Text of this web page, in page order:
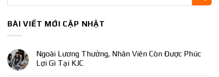
BÀI VIẾT MỚI CẬP NHẬT
Ngoài Lương Thưởng, Nhân Viên Còn Được Phúc
Lợi Gì Tại KJC